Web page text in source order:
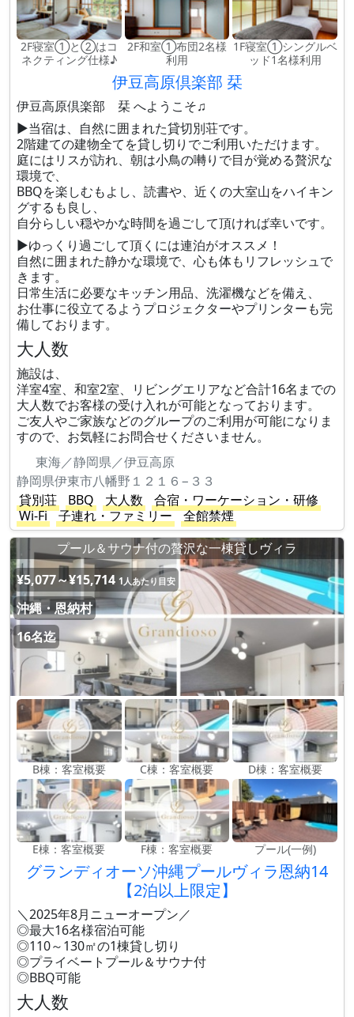
2F寝室①と②はコ
ネクティング仕様♪
2F和室①布団2名様
利用
1F寝室①シングルベ
ッド1名様利用
伊豆高原倶楽部 栞
伊豆高原倶楽部 栞 へようこそ♫
▶当宿は、自然に囲まれた貸切別荘です。
2階建ての建物全てを貸し切りでご利用いただけます。
庭にはリスが訪れ、朝は小鳥の囀りで目が覚める贅沢な
環境で、
BBQを楽しむもよし、読書や、近くの大室山をハイキン
グするも良し、
自分らしい穏やかな時間を過ごして頂ければ幸いです。
▶ゆっくり過ごして頂くには連泊がオススメ！
自然に囲まれた静かな環境で、心も体もリフレッシュで
きます。
日常生活に必要なキッチン用品、洗濯機などを備え、
お仕事に役立てるようプロジェクターやプリンターも完
備しております。
大人数
施設は、
洋室4室、和室2室、リビングエリアなど合計16名までの
大人数でお客様の受け入れが可能となっております。
ご友人やご家族などのグループのご利用が可能になりま
すので、お気軽にお問合せくださいません。
東海／静岡県／伊豆高原
静岡県伊東市八幡野１２１６−３３
貸別荘
BBQ 大人数
合宿・ワーケーション・研修
Wi-Fi
子連れ・ファミリー
全館禁煙
プール＆サウナ付の贅沢な一棟貸しヴィラ
¥5,077～¥15,714 1人あたり目安
沖縄・恩納村
16名迄
B棟：客室概要 C棟：客室概要 D棟：客室概要
E棟：客室概要 F棟：客室概要 プール(一例)
グランディオーソ沖縄プールヴィラ恩納14
【2泊以上限定】
＼2025年8月ニューオープン／
◎最大16名様宿泊可能
◎110～130㎡の1棟貸し切り
◎プライベートプール＆サウナ付
◎BBQ可能
大人数